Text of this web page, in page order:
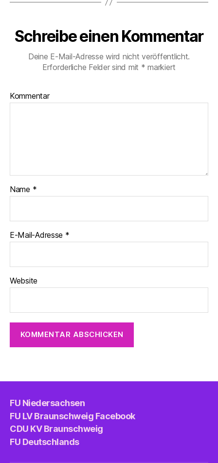
Schreibe einen Kommentar
Deine E-Mail-Adresse wird nicht veröffentlicht.
Erforderliche Felder sind mit * markiert
Kommentar
Name *
E-Mail-Adresse *
Website
FU Niedersachsen
FU LV Braunschweig Facebook
CDU KV Braunschweig
FU Deutschlands